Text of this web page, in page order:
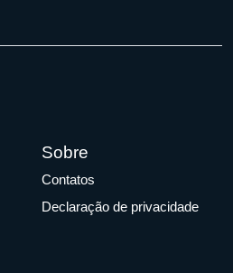
Sobre
Contatos
Declaração de privacidade